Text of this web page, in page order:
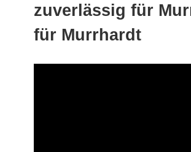
zuverlässig für
für Murrhardt